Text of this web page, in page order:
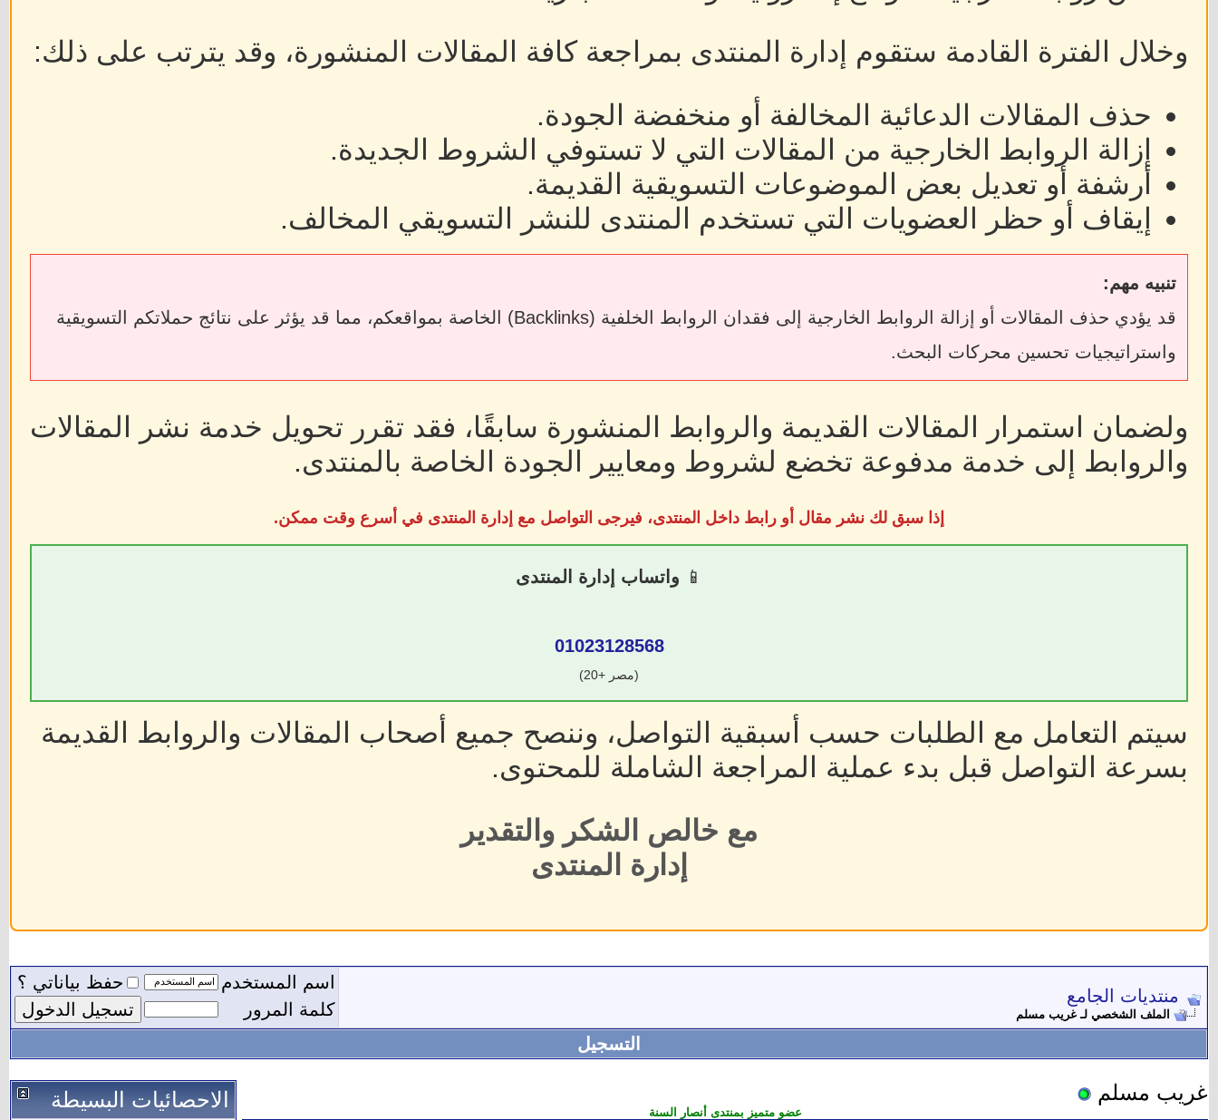
وخلال الفترة القادمة ستقوم إدارة المنتدى بمراجعة كافة المقالات المنشورة، وقد يترتب على ذلك:
حذف المقالات الدعائية المخالفة أو منخفضة الجودة.
إزالة الروابط الخارجية من المقالات التي لا تستوفي الشروط الجديدة.
أرشفة أو تعديل بعض الموضوعات التسويقية القديمة.
إيقاف أو حظر العضويات التي تستخدم المنتدى للنشر التسويقي المخالف.
تنبيه مهم:
قد يؤدي حذف المقالات أو إزالة الروابط الخارجية إلى فقدان الروابط الخلفية (Backlinks) الخاصة بمواقعكم، مما قد يؤثر على نتائج حملاتكم التسويقية
واستراتيجيات تحسين محركات البحث.
ولضمان استمرار المقالات القديمة والروابط المنشورة سابقًا، فقد تقرر تحويل خدمة نشر المقالات
والروابط إلى خدمة مدفوعة تخضع لشروط ومعايير الجودة الخاصة بالمنتدى.
إذا سبق لك نشر مقال أو رابط داخل المنتدى، فيرجى التواصل مع إدارة المنتدى في أسرع وقت ممكن.
📱 واتساب إدارة المنتدى
01023128568
(مصر +20)
سيتم التعامل مع الطلبات حسب أسبقية التواصل، وننصح جميع أصحاب المقالات والروابط القديمة
بسرعة التواصل قبل بدء عملية المراجعة الشاملة للمحتوى.
مع خالص الشكر والتقدير
إدارة المنتدى
منتديات الجامع
الملف الشخصي لـ غريب مسلم
اسم المستخدم
حفظ بياناتي ؟
كلمة المرور
التسجيل
غريب مسلم
عضو متميز بمنتدى أنصار السنة
الاحصائيات البسيطة